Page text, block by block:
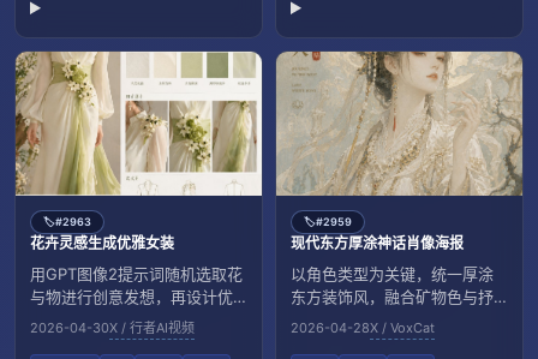
🏷️#2963
花卉灵感生成优雅女装
用GPT图像2提示词随机选取花
与物进行创意发想，再设计优
雅风格女装系列。适合快速出
概念与灵感。
2026-04-30X / 行者AI视频
🏷️#2959
现代东方厚涂神话肖像海报
以角色类型为关键，统一厚涂
东方装饰风，融合矿物色与抒
情质感。半身神话海报结构清
晰、低噪高级。
2026-04-28X / VoxCat